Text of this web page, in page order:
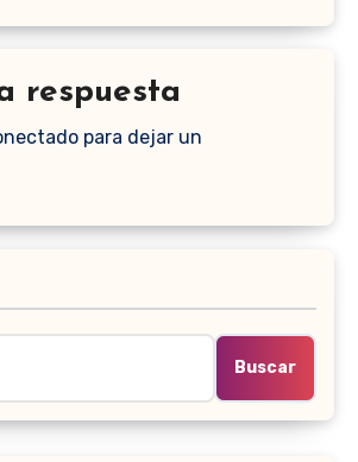
respuesta
para dejar un
Buscar